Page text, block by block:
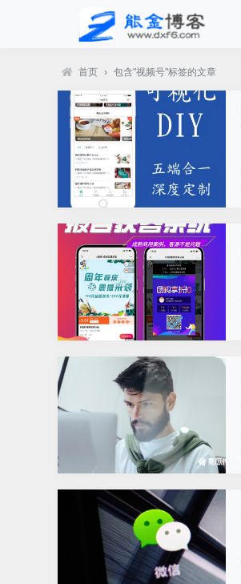
首页 › 包含"视频号"标签的文章